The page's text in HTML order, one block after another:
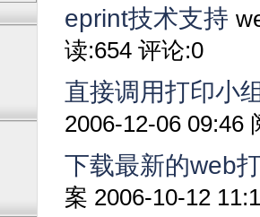
eprint技术支持
读:654 评论:0
直接调用打印小
2006-12-06 09:46
下载最新的web
案 2006-10-12